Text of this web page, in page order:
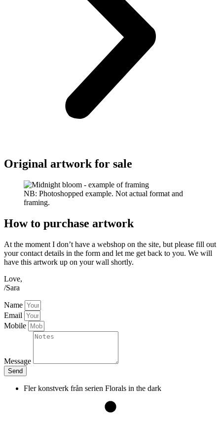
Original artwork for sale
NB: Photoshopped example. Not actual format and
framing.
How to purchase artwork
At the moment I don’t have a webshop on the site, but please fill out
your contact details in the form and let me get back to you. We will
have this artwork up on your wall shortly.
Love,
/Sara
Name
Email
Mobile
Message
Send
Fler konstverk från serien Florals in the dark